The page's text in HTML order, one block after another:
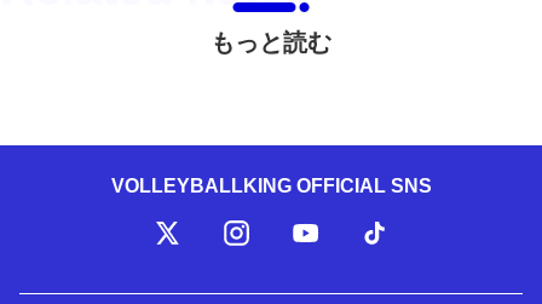
もっと読む
VOLLEYBALLKING OFFICIAL SNS